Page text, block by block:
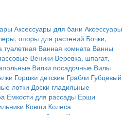
Аксессуары для бани Аксессуары
опоры для растений Бочки,
туалетная Ванная комната Ванны
Веники Веревка, шпагат,
Вилки посадочные Вилы
Горшки детские Грабли Губцевый
лотки Доски гладильные
Емкости для рассады Ерши
Ковши Колеса